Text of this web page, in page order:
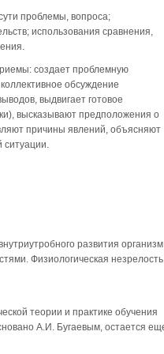
проблемы, вопроса;
использования сравнения,
создает проблемную
обсуждение
выдвигает готовое
высказывают предположения о
причины явлений, объясняют
развития организм
Физиологическая незрелость
теории и практике обучения
А.И. Бугаевым, остается